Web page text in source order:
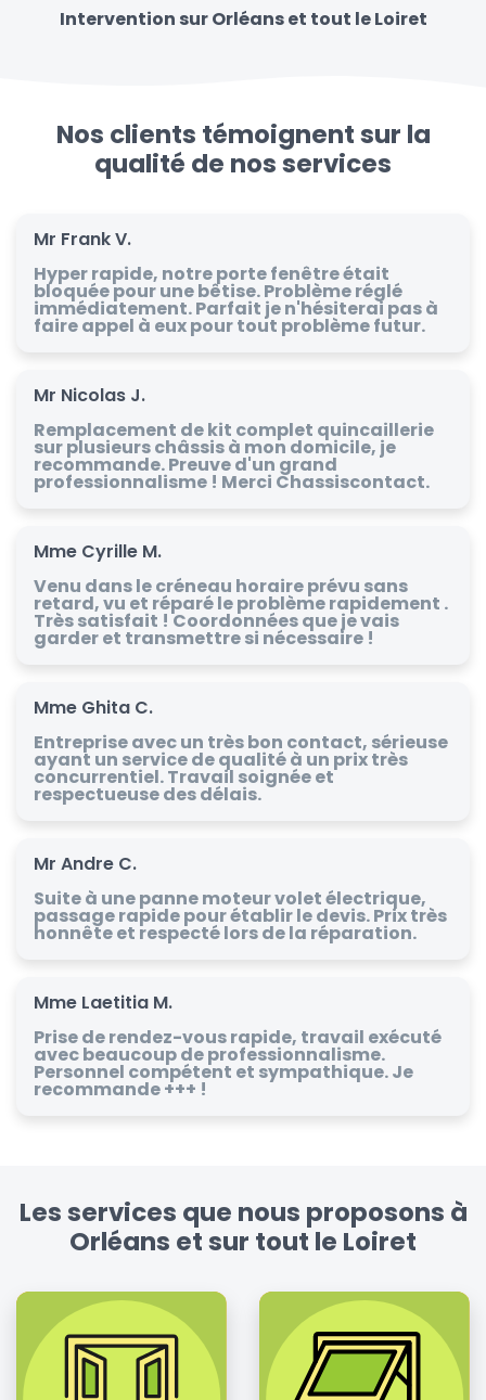
Intervention sur Orléans et tout le Loiret
Nos clients témoignent sur la
qualité de nos services
Mr Frank V.
Hyper rapide, notre porte fenêtre était
bloquée pour une bêtise. Problème réglé
immédiatement. Parfait je n'hésiterai pas à
faire appel à eux pour tout problème futur.
Mr Nicolas J.
Remplacement de kit complet quincaillerie
sur plusieurs châssis à mon domicile, je
recommande. Preuve d'un grand
professionnalisme ! Merci Chassiscontact.
Mme Cyrille M.
Venu dans le créneau horaire prévu sans
retard, vu et réparé le problème rapidement .
Très satisfait ! Coordonnées que je vais
garder et transmettre si nécessaire !
Mme Ghita C.
Entreprise avec un très bon contact, sérieuse
ayant un service de qualité à un prix très
concurrentiel. Travail soignée et
respectueuse des délais.
Mr Andre C.
Suite à une panne moteur volet électrique,
passage rapide pour établir le devis. Prix très
honnête et respecté lors de la réparation.
Mme Laetitia M.
Prise de rendez-vous rapide, travail exécuté
avec beaucoup de professionnalisme.
Personnel compétent et sympathique. Je
recommande +++ !
Les services que nous proposons à
Orléans et sur tout le Loiret